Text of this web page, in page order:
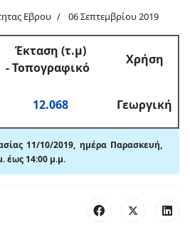
Εβρου 06 Σεπτεμβρίου 2019
Έκταση (τ.μ)
-Τοπογραφικό
Χρήση
12.068 Γεωργική
11/10/2019, ημέρα Παρασκευή,
έως 14:00 μ.μ.